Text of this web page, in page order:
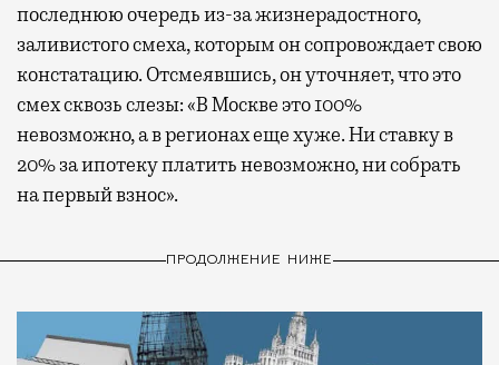
последнюю очередь из-за жизнерадостного,
заливистого смеха, которым он сопровождает свою
констатацию. Отсмеявшись, он уточняет, что это
смех сквозь слезы: «В Москве это 100%
невозможно, а в регионах еще хуже. Ни ставку в
20% за ипотеку платить невозможно, ни собрать
на первый взнос».
ПРОДОЛЖЕНИЕ НИЖЕ